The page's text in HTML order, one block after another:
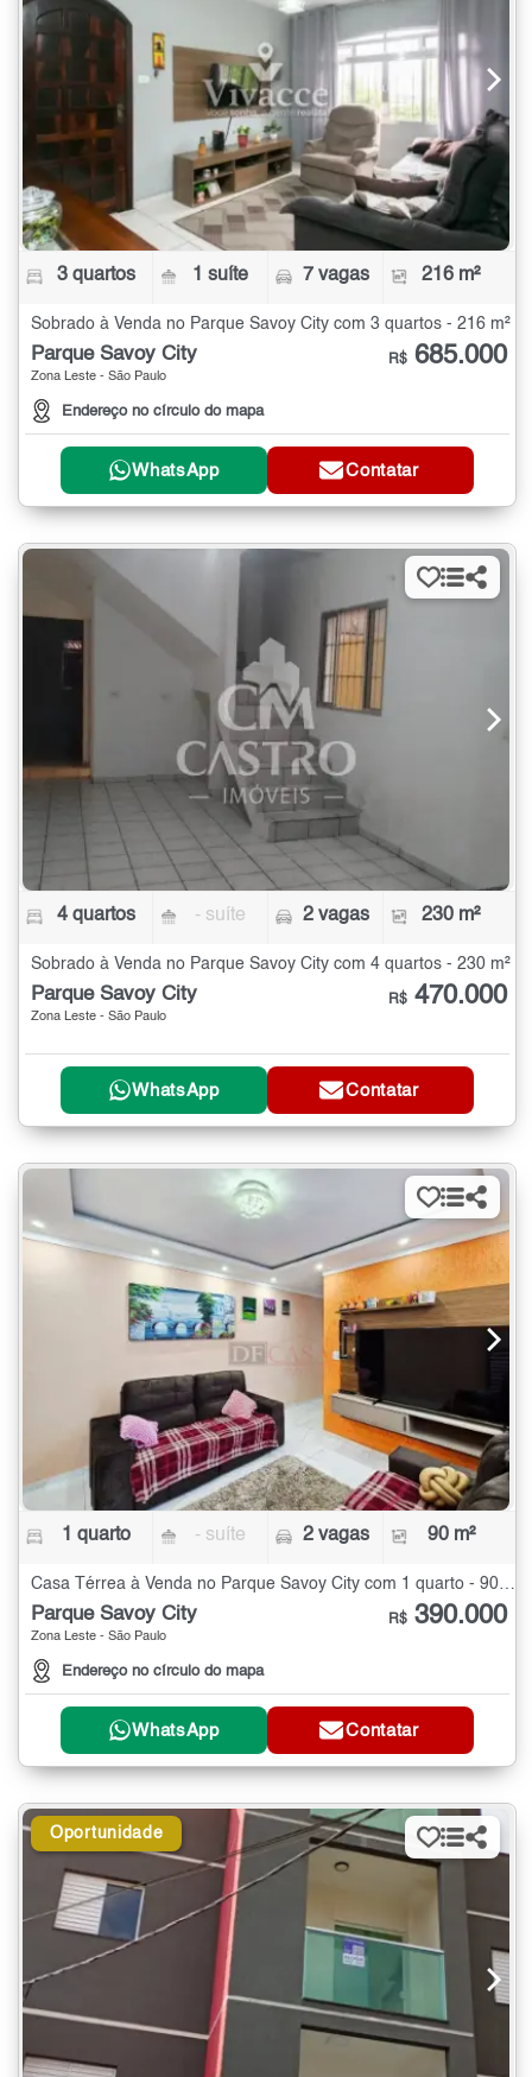
3 quartos 1 suíte 7 vagas 216 m²
Sobrado à Venda no Parque Savoy City com 3 quartos - 216 m²
Parque Savoy City
Zona Leste - São Paulo
Endereço no círculo do mapa
R$ 685.000
WhatsApp Contatar
4 quartos - suíte 2 vagas 230 m²
Sobrado à Venda no Parque Savoy City com 4 quartos - 230 m²
Parque Savoy City
Zona Leste - São Paulo
R$ 470.000
WhatsApp Contatar
1 quarto - suíte 2 vagas 90 m²
Casa Térrea à Venda no Parque Savoy City com 1 quarto - 90 m²
Parque Savoy City
Zona Leste - São Paulo
Endereço no círculo do mapa
R$ 390.000
WhatsApp Contatar
Oportunidade